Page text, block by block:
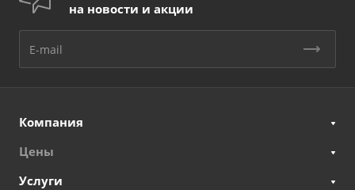
на новости и акции
Компания
Цены
Услуги